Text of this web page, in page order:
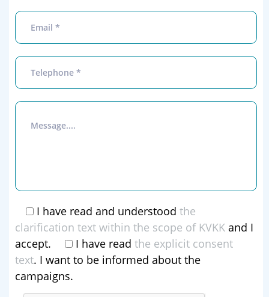
I have read and understood the
clarification text within the scope of KVKK and I
accept.
I have read the explicit consent
text. I want to be informed about the
campaigns.